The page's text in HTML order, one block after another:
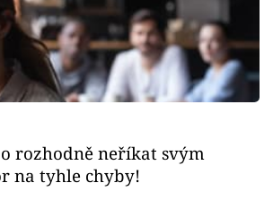
rozhodně neříkat svým
na tyhle chyby!